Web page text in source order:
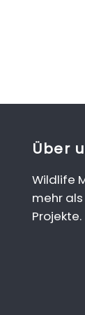
Über
Wildlife
mehr
Projekte.